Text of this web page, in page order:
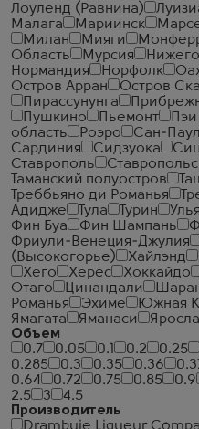
Лоуленд (Равнина)
Малага
Мариинск
Милан
Мияги
Область
Мурсия
Нормандия
Норфолк
Остров Арран
Остров
Пирассунунга
Пушкино
Пьемонт
область
Роэро Сан-
Сардиния
Сидзуока
Ставрополь
Таманский полуостров
Треббьяно ди Романья
Адидже
Тула Турин
Фин Буа
Фин Шампань
Фриули-Венеция-Джулия
(Высокогорье)
Хайлэнд
Хего
Херес Хоккайдо
Отаго
Цинандали
Романья
Эхиме Южная
Ямагата
Яманаси
Объем
0.7
0.05 0.1 0.2 0.25
0.285
0.3 0.35 0.36
0.64
0.72 0.75 0.85 0.9
2.5
3
4.5
Производитель